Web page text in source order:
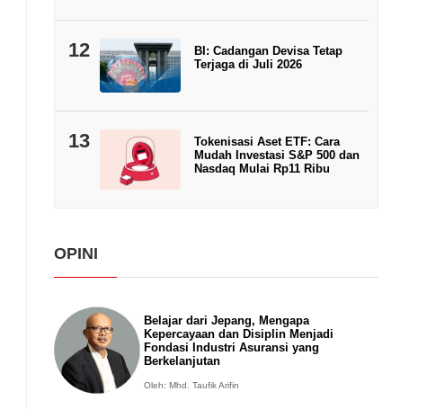
12
BI: Cadangan Devisa Tetap
Terjaga di Juli 2026
13
Tokenisasi Aset ETF: Cara
Mudah Investasi S&P 500 dan
Nasdaq Mulai Rp11 Ribu
OPINI
Belajar dari Jepang, Mengapa
Kepercayaan dan Disiplin Menjadi
Fondasi Industri Asuransi yang
Berkelanjutan
Oleh: Mhd. Taufik Arifin